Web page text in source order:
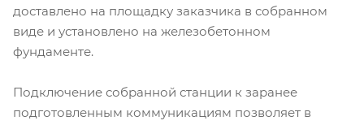
доставлено на площадку заказчика в собранном
виде и установлено на железобетонном
фундаменте.
Подключение собранной станции к заранее
подготовленным коммуникациям позволяет в